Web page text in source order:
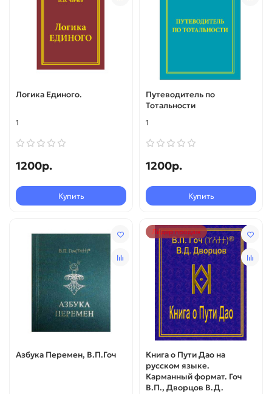
Логика Единого.
1
1200р.
Купить
Путеводитель по
Тотальности
1
1200р.
Купить
Азбука Перемен, В.П.Гоч
Лидер продаж
Книга о Пути Дао на
русском языке.
Карманный формат. Гоч
В.П., Дворцов В.Д.